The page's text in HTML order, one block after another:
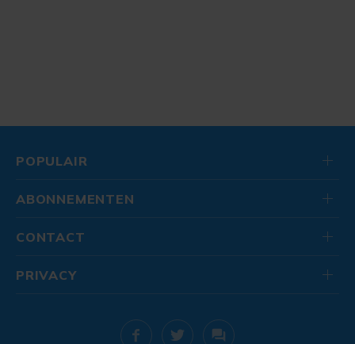
POPULAIR
ABONNEMENTEN
CONTACT
PRIVACY